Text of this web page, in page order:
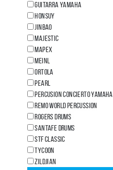
GUITARRA YAMAHA
HONSUY
JINBAO
MAJESTIC
MAPEX
MEINL
ORTOLA
PEARL
PERCUSION CONCIERTO YAMAHA
REMO WORLD PERCUSSION
ROGERS DRUMS
SANTAFE DRUMS
STF CLASSIC
TYCOON
ZILDJIAN